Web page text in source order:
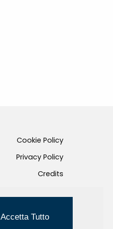
Cookie Policy
Privacy Policy
Credits
Accetta Tutto